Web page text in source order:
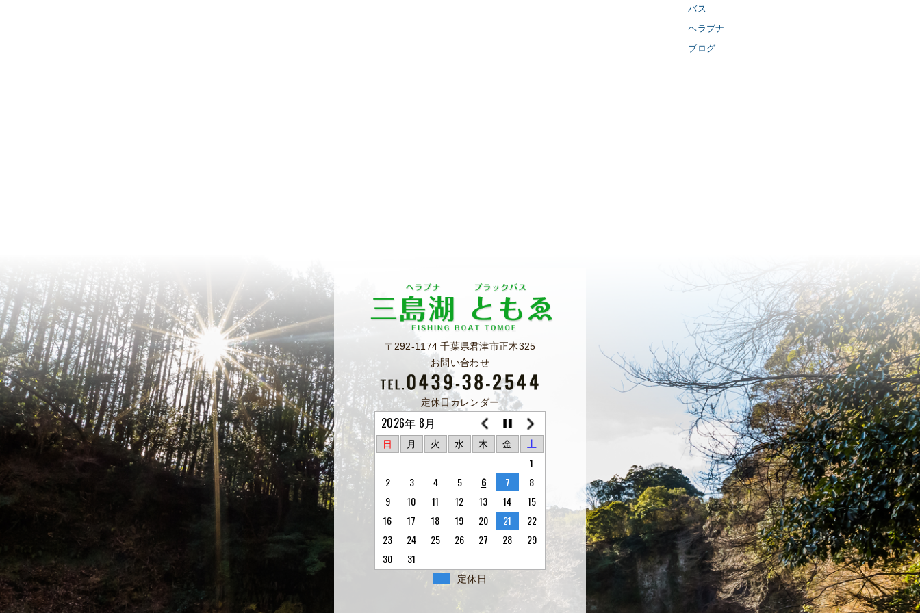
バス
ヘラブナ
ブログ
〒292-1174 千葉県君津市正木325
お問い合わせ
定休日カレンダー
2026年 8月
日 月 火 水 木 金 土
1
2
3 4 5 6 7
8
9
10 11 12 13 14
15
16
17 18 19 20 21
22
23
24 25 26 27 28
29
30
31
定休日